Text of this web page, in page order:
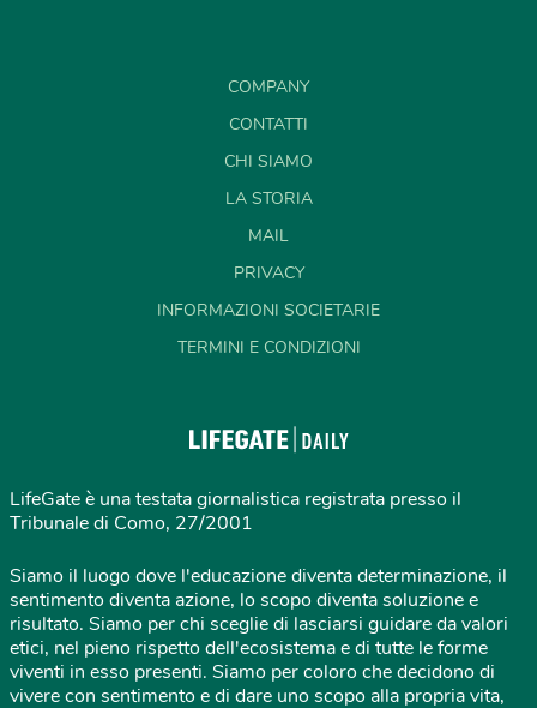
COMPANY
CONTATTI
CHI SIAMO
LA STORIA
MAIL
PRIVACY
INFORMAZIONI SOCIETARIE
TERMINI E CONDIZIONI
LifeGate è una testata giornalistica registrata presso il
Tribunale di Como, 27/2001
Siamo il luogo dove l'educazione diventa determinazione, il
sentimento diventa azione, lo scopo diventa soluzione e
risultato. Siamo per chi sceglie di lasciarsi guidare da valori
etici, nel pieno rispetto dell'ecosistema e di tutte le forme
viventi in esso presenti. Siamo per coloro che decidono di
vivere con sentimento e di dare uno scopo alla propria vita,